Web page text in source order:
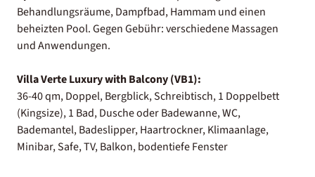
Behandlungsräume, Dampfbad, Hammam und einen
beheizten Pool. Gegen Gebühr: verschiedene Massagen
und Anwendungen.
Villa Verte Luxury with Balcony (VB1):
36-40 qm, Doppel, Bergblick, Schreibtisch, 1 Doppelbett
(Kingsize), 1 Bad, Dusche oder Badewanne, WC,
Bademantel, Badeslipper, Haartrockner, Klimaanlage,
Minibar, Safe, TV, Balkon, bodentiefe Fenster